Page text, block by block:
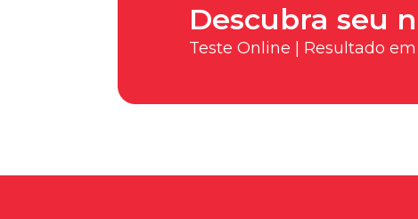
Descubra seu
Teste Online | Resultado